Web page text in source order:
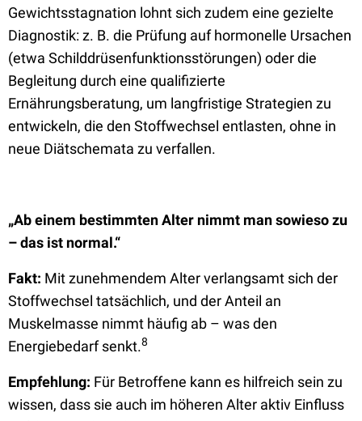
Gewichtsstagnation lohnt sich zudem eine gezielte
Diagnostik: z. B. die Prüfung auf hormonelle Ursachen
(etwa Schilddrüsenfunktionsstörungen) oder die
Begleitung durch eine qualifizierte
Ernährungsberatung, um langfristige Strategien zu
entwickeln, die den Stoffwechsel entlasten, ohne in
neue Diätschemata zu verfallen.
„Ab einem bestimmten Alter nimmt man sowieso zu
– das ist normal.“
Fakt: Mit zunehmendem Alter verlangsamt sich der
Stoffwechsel tatsächlich, und der Anteil an
Muskelmasse nimmt häufig ab – was den
Energiebedarf senkt.8
Empfehlung: Für Betroffene kann es hilfreich sein zu
wissen, dass sie auch im höheren Alter aktiv Einfluss